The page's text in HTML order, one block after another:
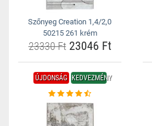
Szőnyeg Creation 1,4/2,0
50215 261 krém
23330 Ft23046 Ft
ÚJDONSÁG KEDVEZMÉNY